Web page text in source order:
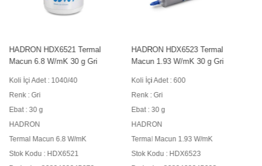
HADRON HDX6523 Termal
Macun 1.93 W/mK 30 g Gri
Koli İçi Adet : 600
Renk : Gri
Ebat : 30 g
HADRON
Termal Macun 1.93 W/mK
Stok Kodu : HDX6523
HADRON HDX6507 Termal
Macun 3.2 W/mK 30 g Gold
Koli İçi Adet : 500/10
Renk : Gold
Ebat : 30 g
HADRON
Termal Macun 3.2 W/mK
Stok Kodu : HDX6507